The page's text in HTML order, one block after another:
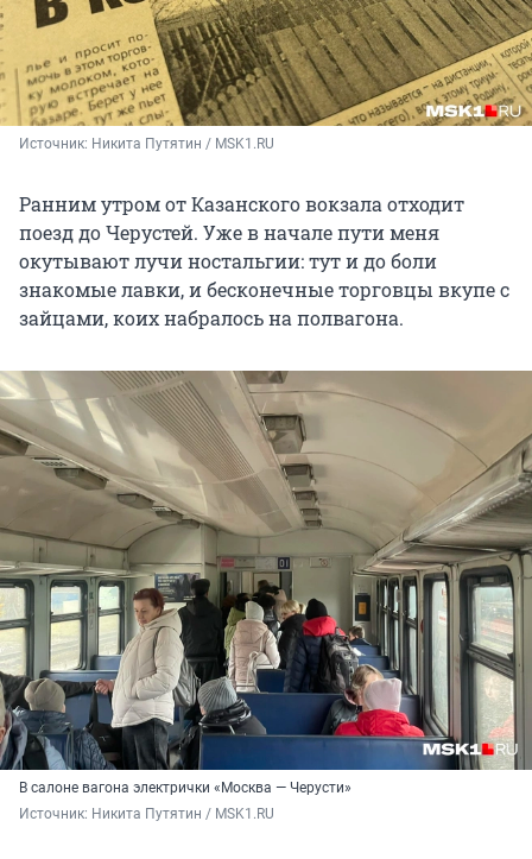
Источник: Никита Путятин / MSK1.RU
Ранним утром от Казанского вокзала отходит
поезд до Черустей. Уже в начале пути меня
окутывают лучи ностальгии: тут и до боли
знакомые лавки, и бесконечные торговцы вкупе с
зайцами, коих набралось на полвагона.
В салоне вагона электрички «Москва — Черусти»
Источник: Никита Путятин / MSK1.RU